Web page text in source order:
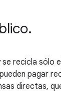
recicla sólo
pagar
directas,